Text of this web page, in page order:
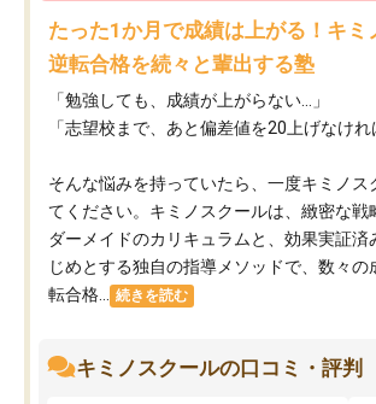
たった1か月で成績は上がる！キミ
逆転合格を続々と輩出する塾
「勉強しても、成績が上がらない…」
「志望校まで、あと偏差値を20上げなけれ
そんな悩みを持っていたら、一度キミノス
てください。キミノスクールは、緻密な戦
ダーメイドのカリキュラムと、効果実証済
じめとする独自の指導メソッドで、数々の
転合格...
続きを読む
キミノスクールの口コミ・評判